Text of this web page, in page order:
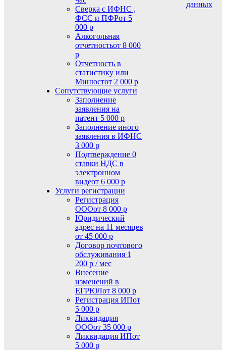
Сверка с ИФНС ,
ФСС и ПФРот 5
000 р
Алкогольная
отчетностьот 8 000
р
Отчетность в
статистику или
Минюстот 2 000 р
Сопутствующие услуги
Заполнение
заявления на
патент 5 000 р
Заполнение иного
заявления в ИФНС
3 000 р
Подтверждение 0
ставки НДС в
электронном
видеот 6 000 р
Услуги регистрации
Регистрация
ОООот 8 000 р
Юридический
адрес на 11 месяцев
от 45 000 р
Договор почтового
обслуживания 1
200 р / мес
Внесение
изменений в
ЕГРЮЛот 8 000 р
Регистрация ИПот
5 000 р
Ликвидация
ОООот 35 000 р
Ликвидация ИПот
5 000 р
данных